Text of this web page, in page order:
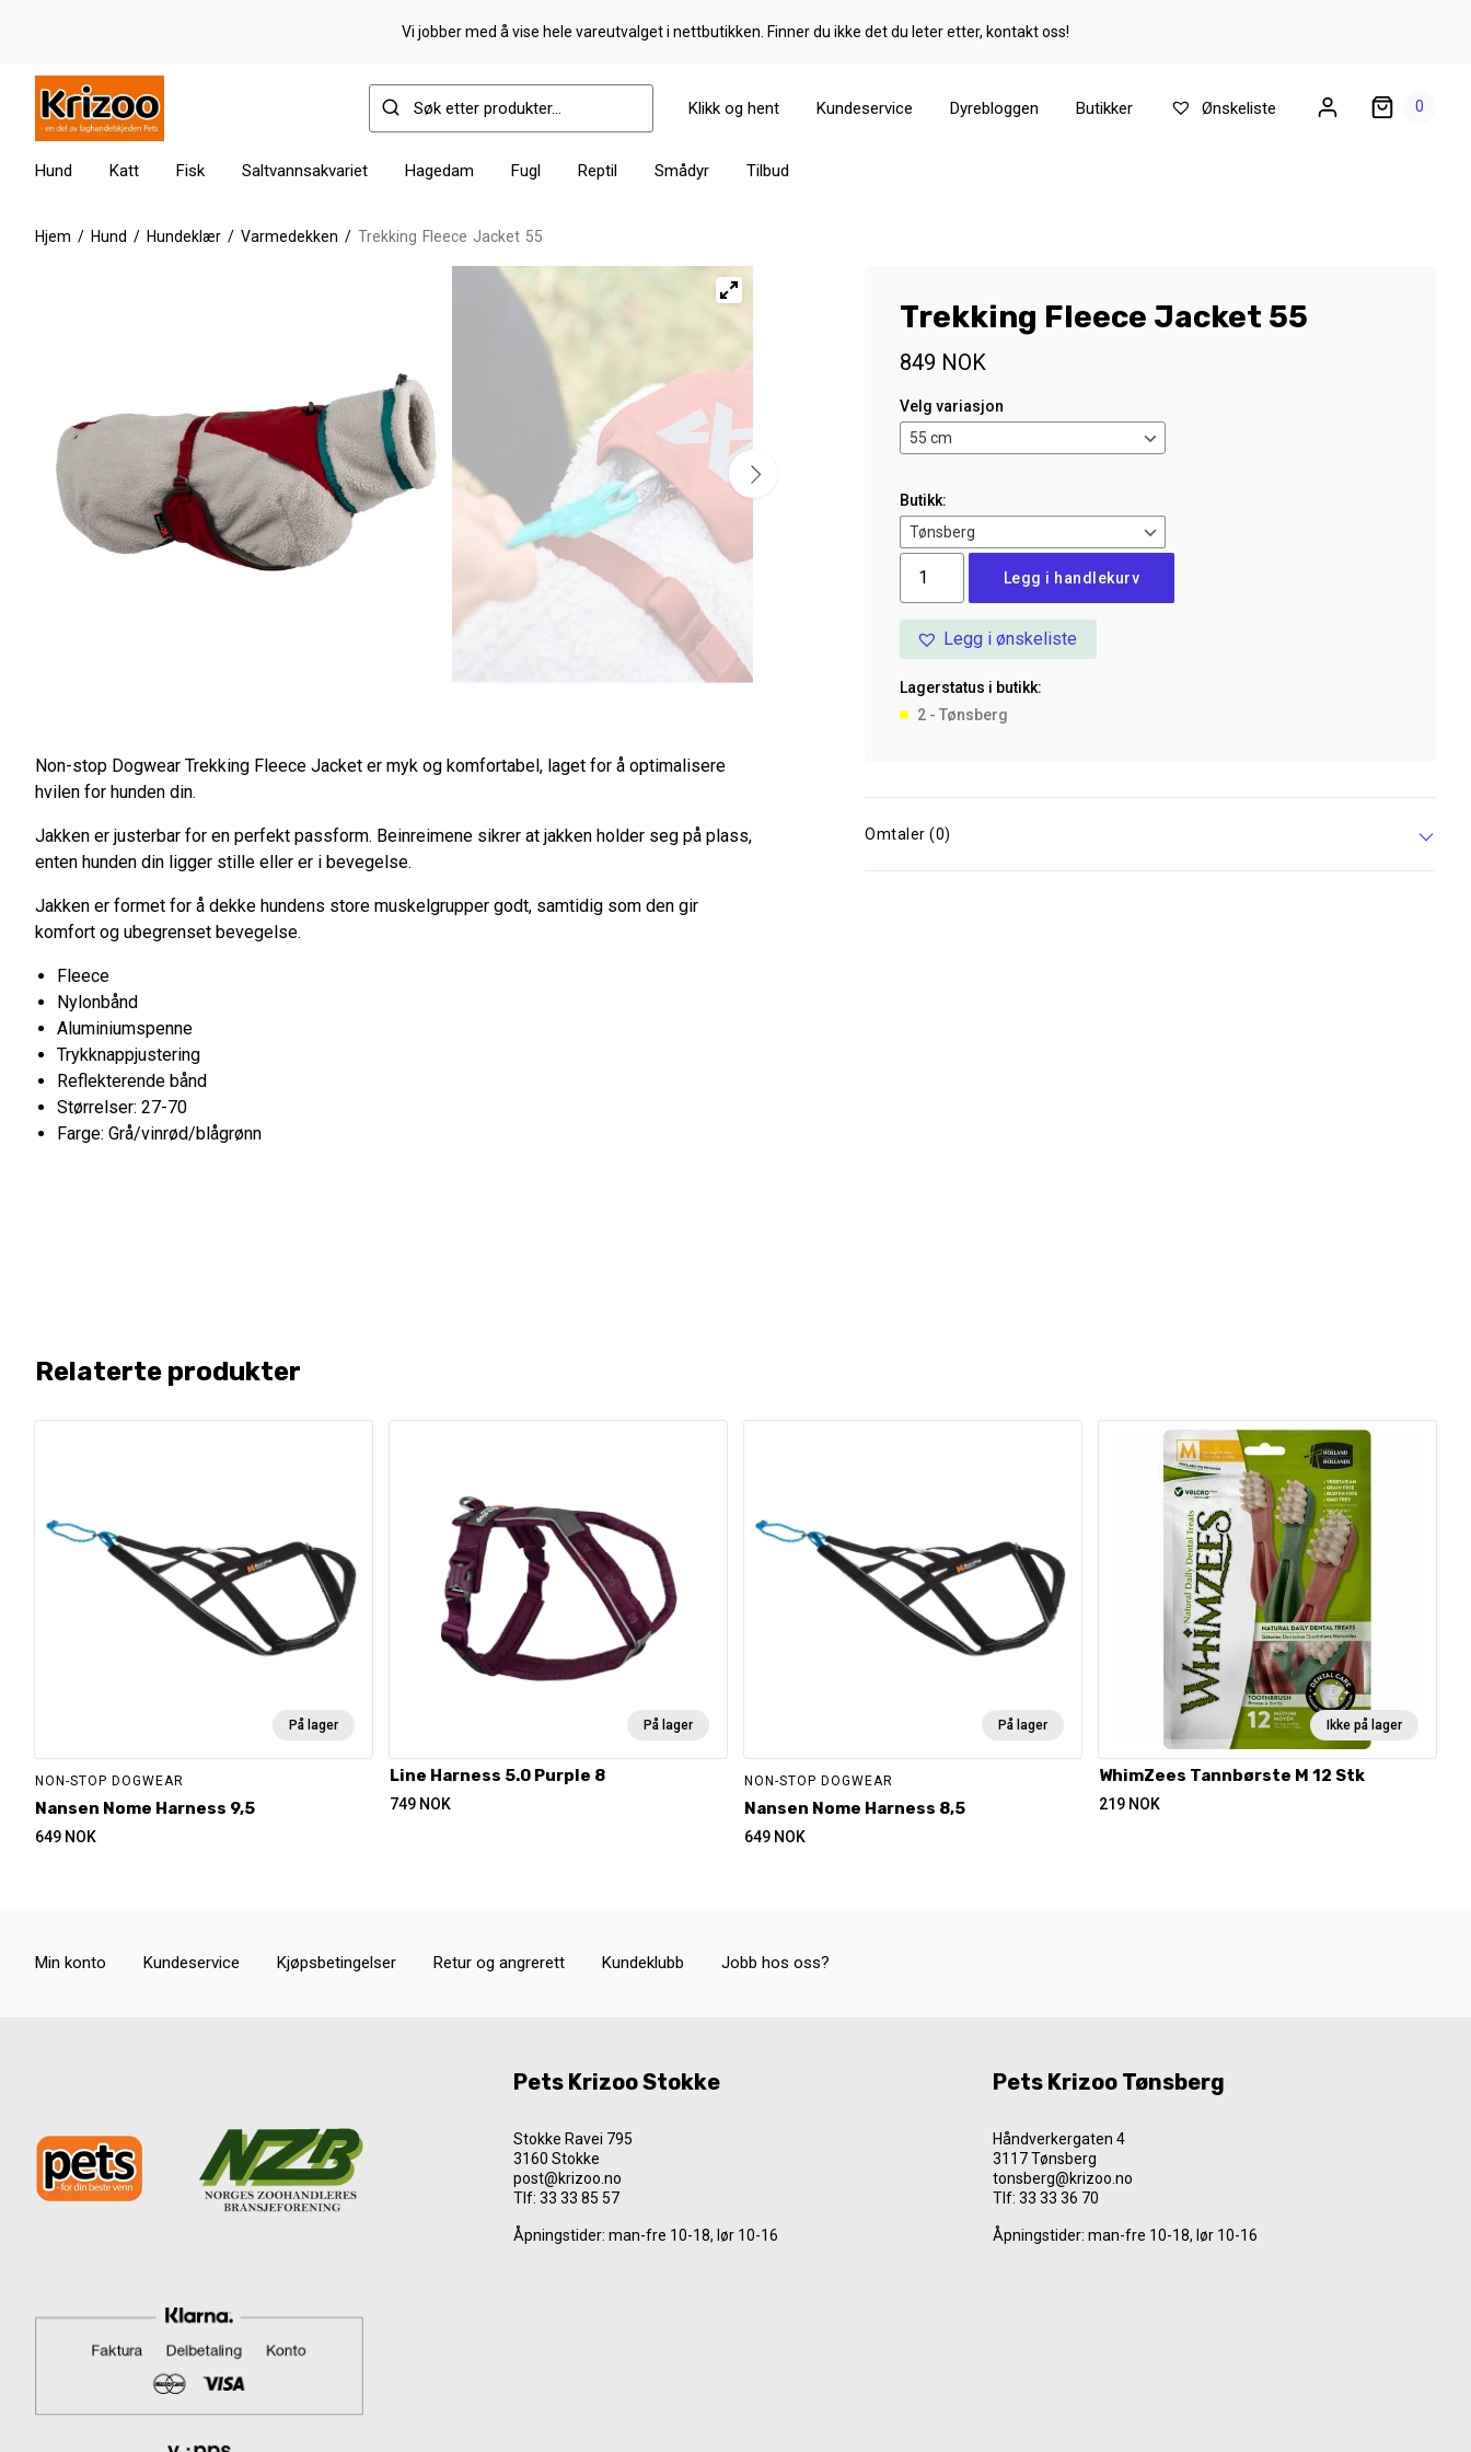
Vi jobber med å vise hele vareutvalget i nettbutikken. Finner du ikke det du leter etter, kontakt oss!
0
Klikk og hent Kundeservice Dyrebloggen Butikker Ønskeliste
Hund Katt Fisk Saltvannsakvariet Hagedam Fugl Reptil Smådyr Tilbud
Hjem / Hund / Hundeklær / Varmedekken / Trekking Fleece Jacket 55
Trekking Fleece Jacket 55
849 NOK
Velg variasjon
Butikk:
Fleece
Jacket
55
Legg i handlekurv
Legg i ønskeliste
Lagerstatus i butikk:
2 - Tønsberg
Omtaler (0)
Non-stop Dogwear Trekking Fleece Jacket er myk og komfortabel, laget for å optimalisere
hvilen for hunden din.
Jakken er justerbar for en perfekt passform. Beinreimene sikrer at jakken holder seg på plass,
enten hunden din ligger stille eller er i bevegelse.
Jakken er formet for å dekke hundens store muskelgrupper godt, samtidig som den gir
komfort og ubegrenset bevegelse.
Fleece
Nylonbånd
Aluminiumspenne
Trykknappjustering
Reflekterende bånd
Størrelser: 27-70
Farge: Grå/vinrød/blågrønn
Relaterte produkter
På lager
NON-STOP DOGWEAR
Nansen Nome Harness 9,5
649 NOK
På lager
Line Harness 5.0 Purple 8
749 NOK
På lager
NON-STOP DOGWEAR
Nansen Nome Harness 8,5
649 NOK
Ikke på lager
WhimZees Tannbørste M 12 Stk
219 NOK
Min konto Kundeservice Kjøpsbetingelser Retur og angrerett Kundeklubb Jobb hos oss?
Pets Krizoo Stokke
Stokke Ravei 795
3160 Stokke
post@krizoo.no
Tlf:33 33 85 57
Åpningstider: man-fre 10-18, lør 10-16
Pets Krizoo Tønsberg
Håndverkergaten 4
3117 Tønsberg
tonsberg@krizoo.no
Tlf: 33 33 36 70
Åpningstider: man-fre 10-18, lør 10-16